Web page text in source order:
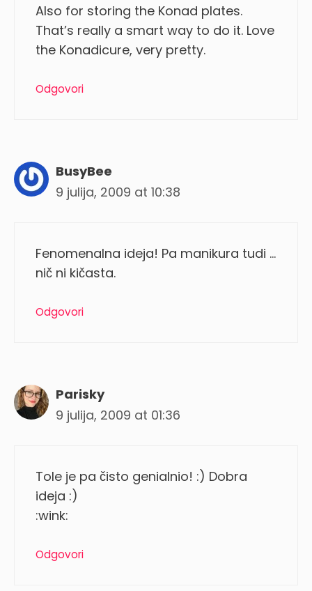
Also for storing the Konad plates.
That’s really a smart way to do it. Love
the Konadicure, very pretty.
Odgovori
BusyBee
9 julija, 2009 at 10:38
Fenomenalna ideja! Pa manikura tudi …
nič ni kičasta.
Odgovori
Parisky
9 julija, 2009 at 01:36
Tole je pa čisto genialnio! :) Dobra
ideja :)
:wink:
Odgovori